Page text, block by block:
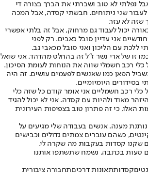
נפלתי לא טוב ושברתי את הברך בצורה די
לעבור שני ניתוחים. חבשתי קסדה, אבל המכה
שזה לא עזר.
יכול לעבוד גם מרחוק, אבל זה בלתי אפשרי
אני עדיין סובל כאבים. רק לפני
ללכת עם הליכון ואני סובל מכאבי גב.
זו של ארי נשר ז"ל זה בהחלט מהדהד. אני שואל
רכב חשמלי שווה את הנוחות לעומת הסיכון.
הפאן כמו שאנשים לפעמים עושים. זה היה
בסידורים היומיומיים.
כלי רכב חשמליים אני אומר קודם כל שזה כלי
מאוד ולהיות עם קסדה. אני לא יכול להגיד
האלו, כי זה פתרון טוב בצפיפות העירונית
מענה. אנשים בעבודה שלי מגיעים על
כשהם עוברים צמתים גדולים וכבישים
שקנו קסדות בעקבות מה שקרה לי.
טעות בכתבה, נשמח שתשתפו אותנו
קסדותתאונות דרכיםתחבורה ציבורית